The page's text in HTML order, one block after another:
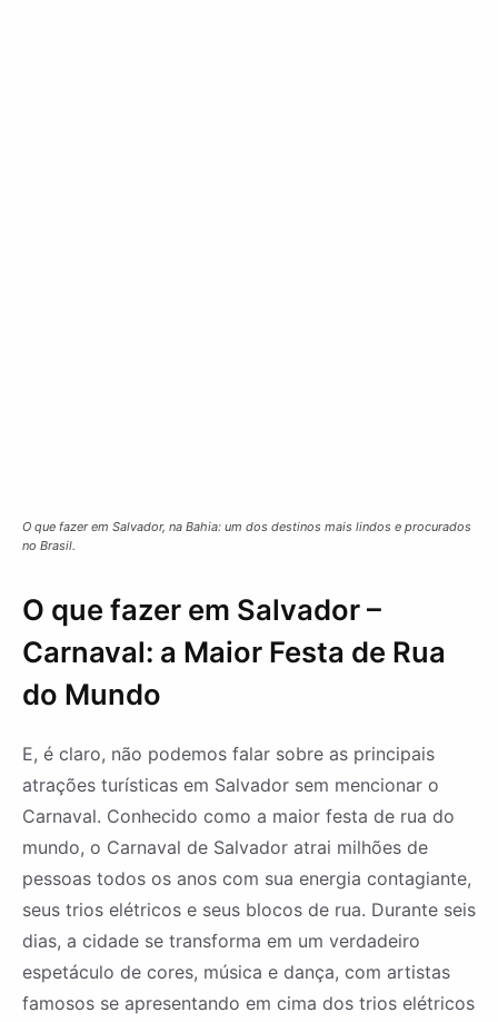
O que fazer em Salvador, na Bahia: um dos destinos mais lindos e procurados
no Brasil.
O que fazer em Salvador –
Carnaval: a Maior Festa de Rua
do Mundo
E, é claro, não podemos falar sobre as principais
atrações turísticas em Salvador sem mencionar o
Carnaval. Conhecido como a maior festa de rua do
mundo, o Carnaval de Salvador atrai milhões de
pessoas todos os anos com sua energia contagiante,
seus trios elétricos e seus blocos de rua. Durante seis
dias, a cidade se transforma em um verdadeiro
espetáculo de cores, música e dança, com artistas
famosos se apresentando em cima dos trios elétricos